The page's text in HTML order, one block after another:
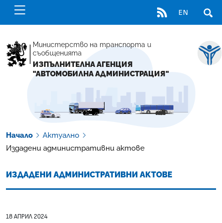
RSS EN
Министерство на транспорта и
съобщенията
ИЗПЪЛНИТЕЛНА АГЕНЦИЯ
"АВТОМОБИЛНА АДМИНИСТРАЦИЯ"
Начало
Актуално
Издадени административни актове
ИЗДАДЕНИ АДМИНИСТРАТИВНИ АКТОВЕ
18 АПРИЛ 2024